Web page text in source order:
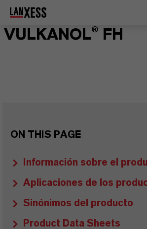
VULKANOL® FH
ON THIS PAGE
Información sobre el
Aplicaciones de los
Sinónimos del producto
Product Data Sheets